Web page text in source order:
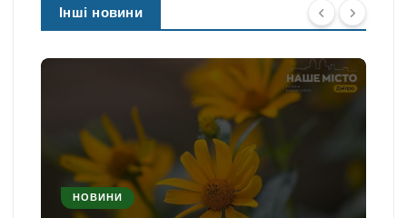
Інші новини
НОВИНИ